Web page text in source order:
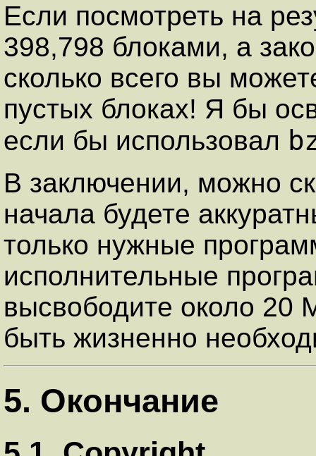
Если посмотреть на
398,798 блоками, а
сколько всего вы
пустых блоках! Я бы
если бы использовал
В заключении, можно
начала будете
только нужные
исполнительные
высвободите около 20
быть жизненно
5. Окончание